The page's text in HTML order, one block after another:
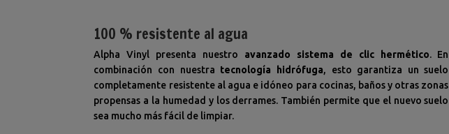
100 % resistente al agua
Alpha Vinyl presenta nuestro avanzado sistema de clic hermético. En
combinación con nuestra tecnología hidrófuga, esto garantiza un suelo
completamente resistente al agua e idóneo para cocinas, baños y otras zonas
propensas a la humedad y los derrames. También permite que el nuevo suelo
sea mucho más fácil de limpiar.